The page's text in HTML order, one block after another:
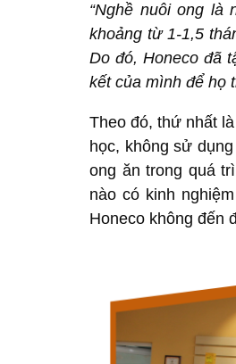
“Nghề nuôi ong là
khoảng từ 1-1,5
Do đó, Honeco đã
kết của mình để họ
Theo đó, thứ nhất
học, không sử
ong ăn trong quá
nào có kinh
Honeco không đến